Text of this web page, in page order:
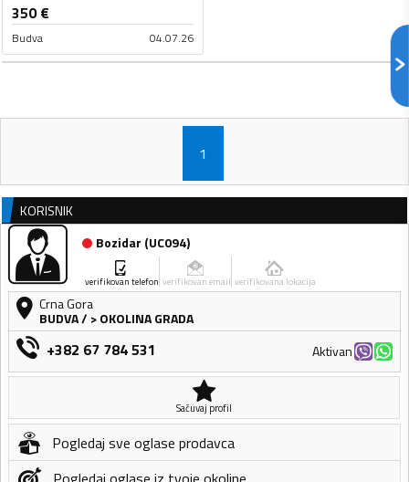
350€
Budva 04.07.26
1
KORISNIK
Bozidar (UC094)
verifikovan telefon verifikovan email verifikovana lokacija
Crna Gora
BUDVA/ > OKOLINA GRADA
+382 67 784 531 Aktivan
Sačuvaj profil
Pogledaj sve oglase prodavca